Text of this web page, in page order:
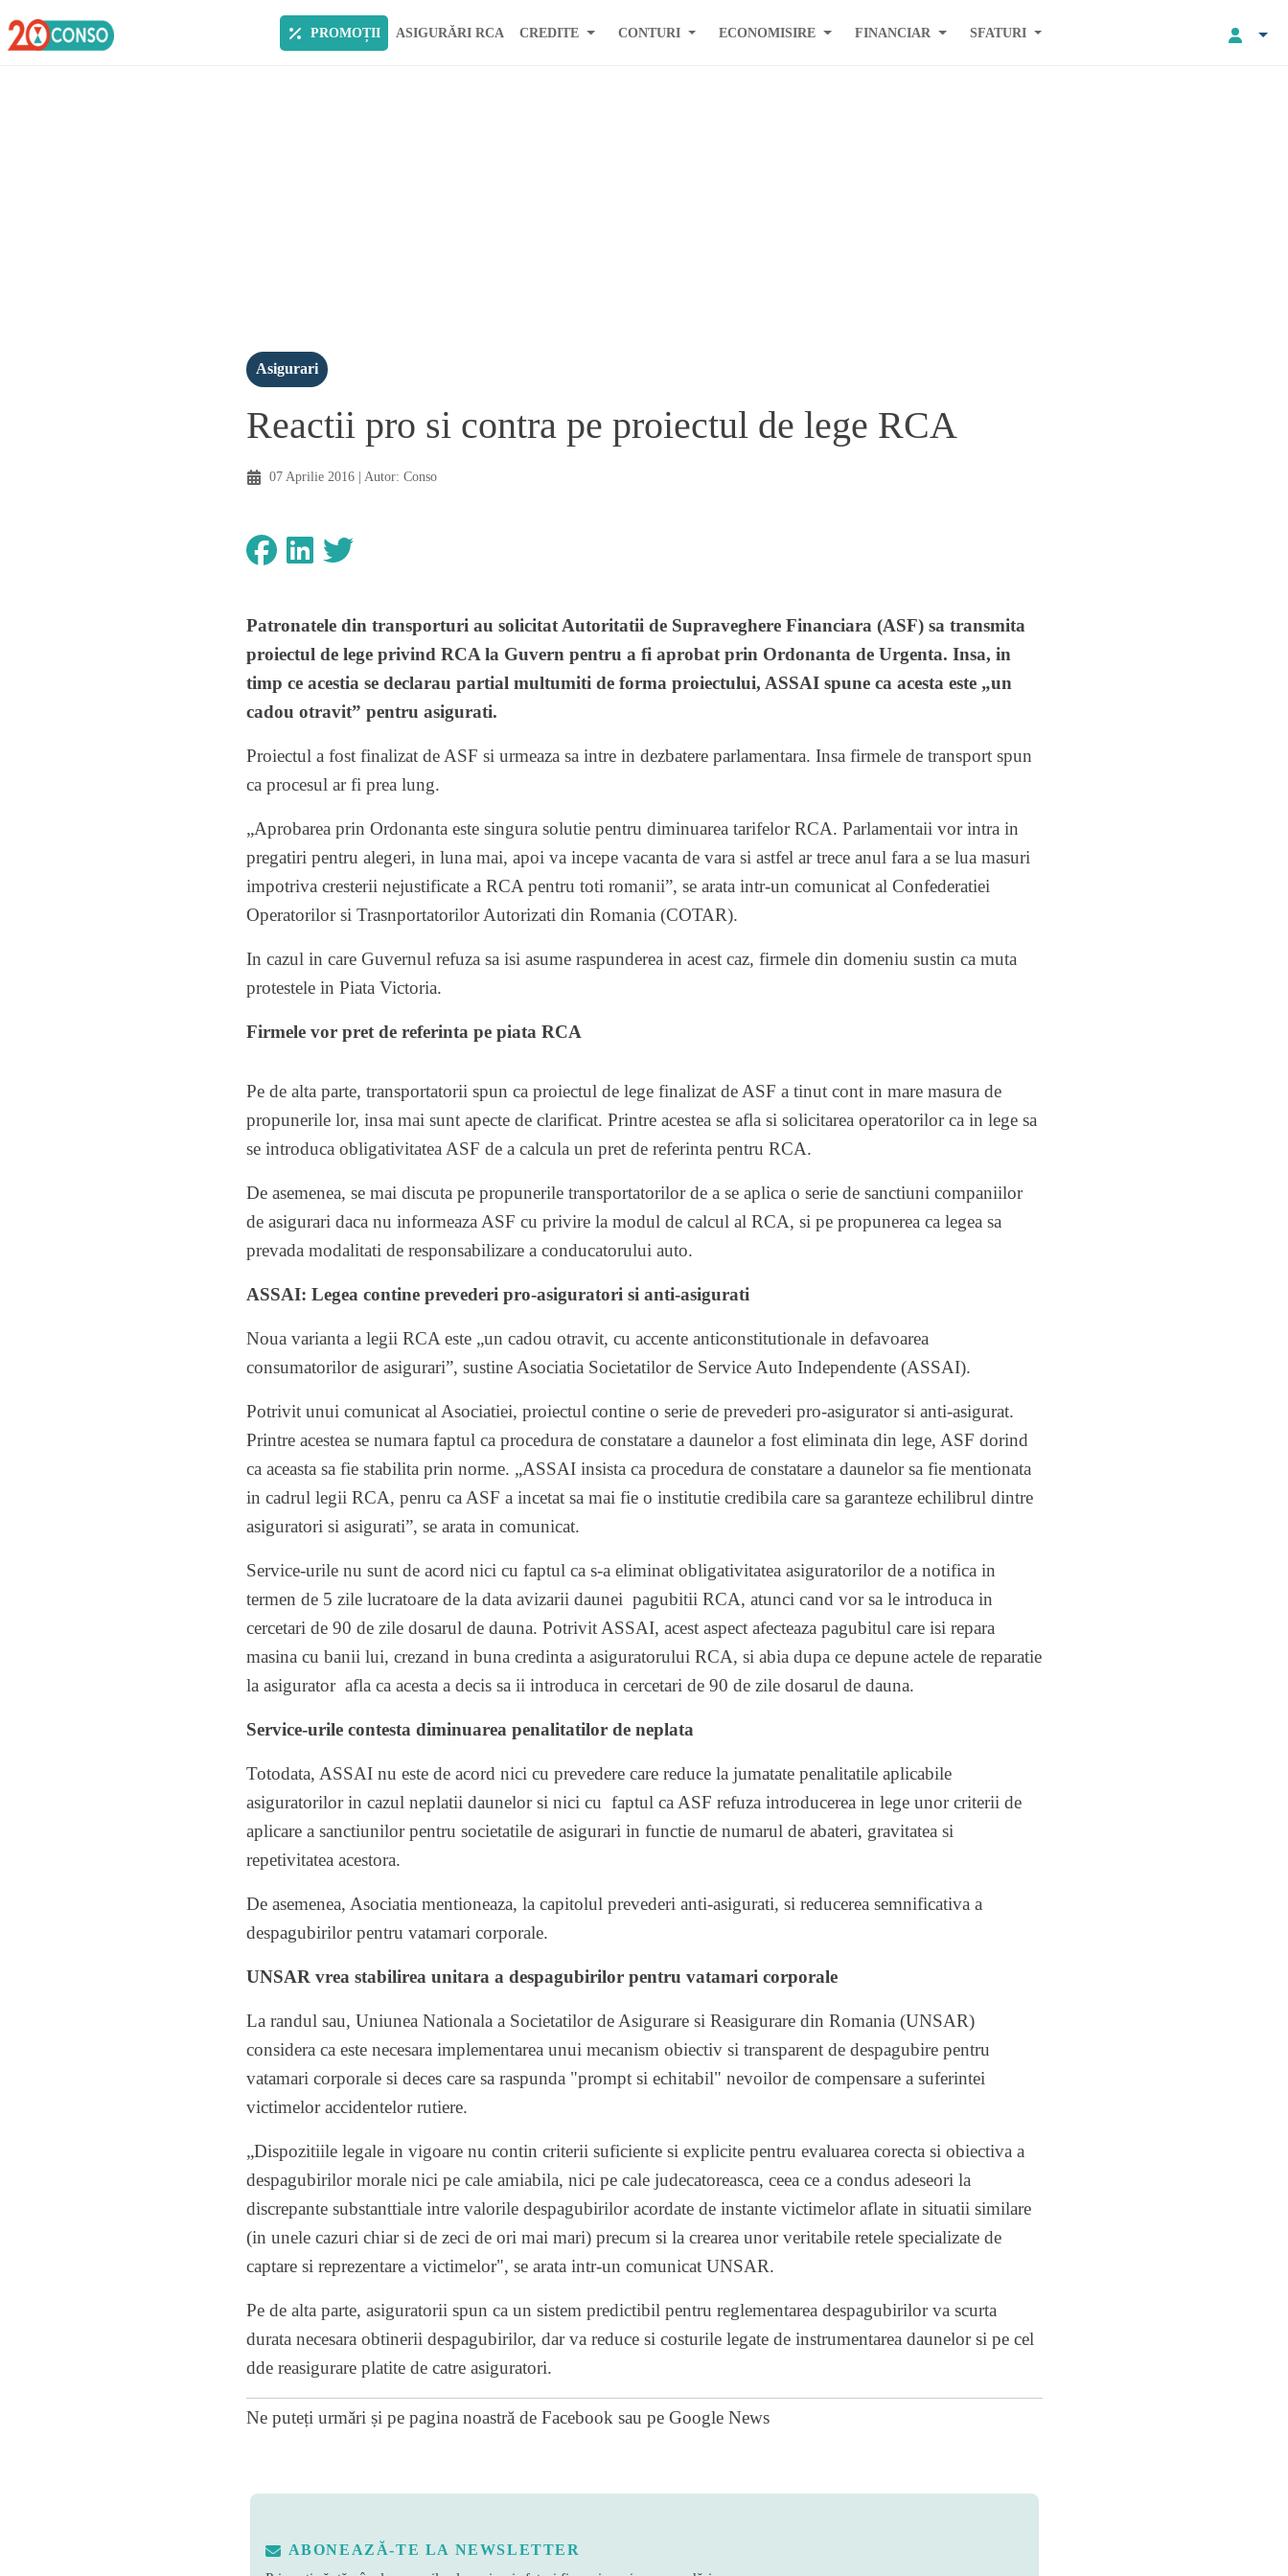
PROMOȚII ASIGURĂRI RCA CREDITE CONTURI ECONOMISIRE FINANCIAR SFATURI
Asigurari
Reactii pro si contra pe proiectul de lege RCA
07 Aprilie 2016| Autor: Conso
Patronatele din transporturi au solicitat Autoritatii de Supraveghere Financiara (ASF) sa transmita
proiectul de lege privind RCA la Guvern pentru a fi aprobat prin Ordonanta de Urgenta. Insa, in
timp ce acestia se declarau partial multumiti de forma proiectului, ASSAI spune ca acesta este „un
cadou otravit” pentru asigurati.
Proiectul a fost finalizat de ASF si urmeaza sa intre in dezbatere parlamentara. Insa firmele de transport spun
ca procesul ar fi prea lung.
„Aprobarea prin Ordonanta este singura solutie pentru diminuarea tarifelor RCA. Parlamentaii vor intra in
pregatiri pentru alegeri, in luna mai, apoi va incepe vacanta de vara si astfel ar trece anul fara a se lua masuri
impotriva cresterii nejustificate a RCA pentru toti romanii”, se arata intr-un comunicat al Confederatiei
Operatorilor si Trasnportatorilor Autorizati din Romania (COTAR).
In cazul in care Guvernul refuza sa isi asume raspunderea in acest caz, firmele din domeniu sustin ca muta
protestele in Piata Victoria.
Firmele vor pret de referinta pe piata RCA
Pe de alta parte, transportatorii spun ca proiectul de lege finalizat de ASF a tinut cont in mare masura de
propunerile lor, insa mai sunt apecte de clarificat. Printre acestea se afla si solicitarea operatorilor ca in lege sa
se introduca obligativitatea ASF de a calcula un pret de referinta pentru RCA.
De asemenea, se mai discuta pe propunerile transportatorilor de a se aplica o serie de sanctiuni companiilor
de asigurari daca nu informeaza ASF cu privire la modul de calcul al RCA, si pe propunerea ca legea sa
prevada modalitati de responsabilizare a conducatorului auto.
ASSAI: Legea contine prevederi pro-asiguratori si anti-asigurati
Noua varianta a legii RCA este „un cadou otravit, cu accente anticonstitutionale in defavoarea
consumatorilor de asigurari”, sustine Asociatia Societatilor de Service Auto Independente (ASSAI).
Potrivit unui comunicat al Asociatiei, proiectul contine o serie de prevederi pro-asigurator si anti-asigurat.
Printre acestea se numara faptul ca procedura de constatare a daunelor a fost eliminata din lege, ASF dorind
ca aceasta sa fie stabilita prin norme. „ASSAI insista ca procedura de constatare a daunelor sa fie mentionata
in cadrul legii RCA, penru ca ASF a incetat sa mai fie o institutie credibila care sa garanteze echilibrul dintre
asiguratori si asigurati”, se arata in comunicat.
Service-urile nu sunt de acord nici cu faptul ca s-a eliminat obligativitatea asiguratorilor de a notifica in
termen de 5 zile lucratoare de la data avizarii daunei pagubitii RCA, atunci cand vor sa le introduca in
cercetari de 90 de zile dosarul de dauna. Potrivit ASSAI, acest aspect afecteaza pagubitul care isi repara
masina cu banii lui, crezand in buna credinta a asiguratorului RCA, si abia dupa ce depune actele de reparatie
la asigurator afla ca acesta a decis sa ii introduca in cercetari de 90 de zile dosarul de dauna.
Service-urile contesta diminuarea penalitatilor de neplata
Totodata, ASSAI nu este de acord nici cu prevedere care reduce la jumatate penalitatile aplicabile
asiguratorilor in cazul neplatii daunelor si nici cu faptul ca ASF refuza introducerea in lege unor criterii de
aplicare a sanctiunilor pentru societatile de asigurari in functie de numarul de abateri, gravitatea si
repetivitatea acestora.
De asemenea, Asociatia mentioneaza, la capitolul prevederi anti-asigurati, si reducerea semnificativa a
despagubirilor pentru vatamari corporale.
UNSAR vrea stabilirea unitara a despagubirilor pentru vatamari corporale
La randul sau, Uniunea Nationala a Societatilor de Asigurare si Reasigurare din Romania (UNSAR)
considera ca este necesara implementarea unui mecanism obiectiv si transparent de despagubire pentru
vatamari corporale si deces care sa raspunda "prompt si echitabil" nevoilor de compensare a suferintei
victimelor accidentelor rutiere.
„Dispozitiile legale in vigoare nu contin criterii suficiente si explicite pentru evaluarea corecta si obiectiva a
despagubirilor morale nici pe cale amiabila, nici pe cale judecatoreasca, ceea ce a condus adeseori la
discrepante substanttiale intre valorile despagubirilor acordate de instante victimelor aflate in situatii similare
(in unele cazuri chiar si de zeci de ori mai mari) precum si la crearea unor veritabile retele specializate de
captare si reprezentare a victimelor", se arata intr-un comunicat UNSAR.
Pe de alta parte, asiguratorii spun ca un sistem predictibil pentru reglementarea despagubirilor va scurta
durata necesara obtinerii despagubirilor, dar va reduce si costurile legate de instrumentarea daunelor si pe cel
dde reasigurare platite de catre asiguratori.
Ne puteți urmări și pe pagina noastră de Facebook sau pe Google News
ABONEAZĂ-TE LA NEWSLETTER